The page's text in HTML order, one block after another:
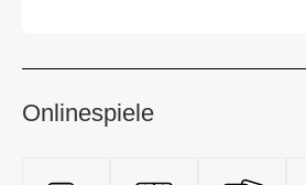
Onlinespiele